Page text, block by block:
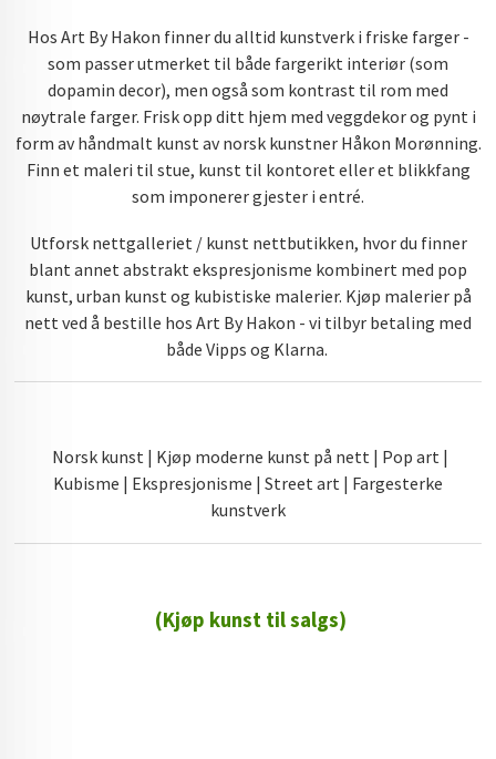
Hos Art By Hakon finner du alltid kunstverk i friske farger -
som passer utmerket til både fargerikt interiør (som
dopamin decor), men også som kontrast til rom med
nøytrale farger. Frisk opp ditt hjem med veggdekor og pynt i
form av håndmalt kunst av norsk kunstner Håkon Morønning.
Finn et maleri til stue, kunst til kontoret eller et blikkfang
som imponerer gjester i entré.
Utforsk nettgalleriet / kunst nettbutikken, hvor du finner
blant annet abstrakt ekspresjonisme kombinert med pop
kunst, urban kunst og kubistiske malerier. Kjøp malerier på
nett ved å bestille hos Art By Hakon - vi tilbyr betaling med
både Vipps og Klarna.
Norsk kunst | Kjøp moderne kunst på nett | Pop art |
Kubisme | Ekspresjonisme | Street art | Fargesterke
kunstverk
(Kjøp kunst til salgs)